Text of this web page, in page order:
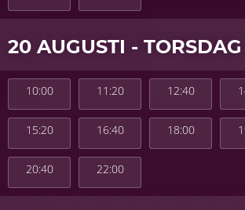
20 AUGUSTI - TORSDAG
10:00 11:20 12:40
15:20 16:40 18:00
20:40 22:00